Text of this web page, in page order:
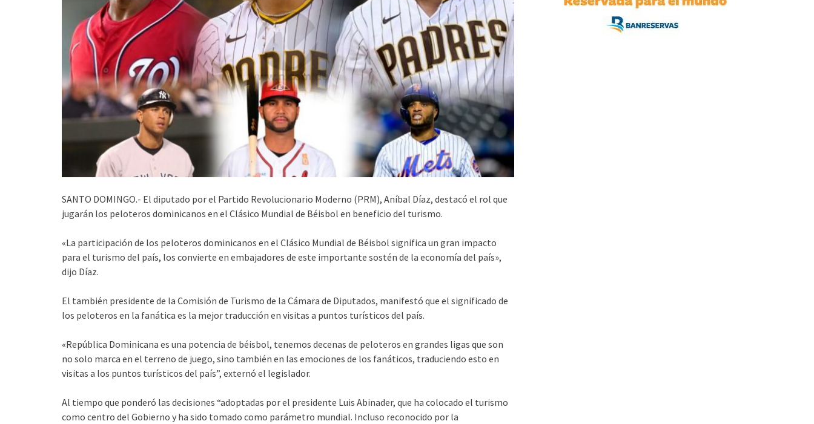
SANTO DOMINGO.- El diputado por el Partido Revolucionario Moderno (PRM), Aníbal Díaz, destacó el rol que
jugarán los peloteros dominicanos en el Clásico Mundial de Béisbol en beneficio del turismo.
«La participación de los peloteros dominicanos en el Clásico Mundial de Béisbol significa un gran impacto
para el turismo del país, los convierte en embajadores de este importante sostén de la economía del país»,
dijo Díaz.
El también presidente de la Comisión de Turismo de la Cámara de Diputados, manifestó que el significado de
los peloteros en la fanática es la mejor traducción en visitas a puntos turísticos del país.
«República Dominicana es una potencia de béisbol, tenemos decenas de peloteros en grandes ligas que son
no solo marca en el terreno de juego, sino también en las emociones de los fanáticos, traduciendo esto en
visitas a los puntos turísticos del país”, externó el legislador.
Al tiempo que ponderó las decisiones “adoptadas por el presidente Luis Abinader, que ha colocado el turismo
como centro del Gobierno y ha sido tomado como parámetro mundial. Incluso reconocido por la